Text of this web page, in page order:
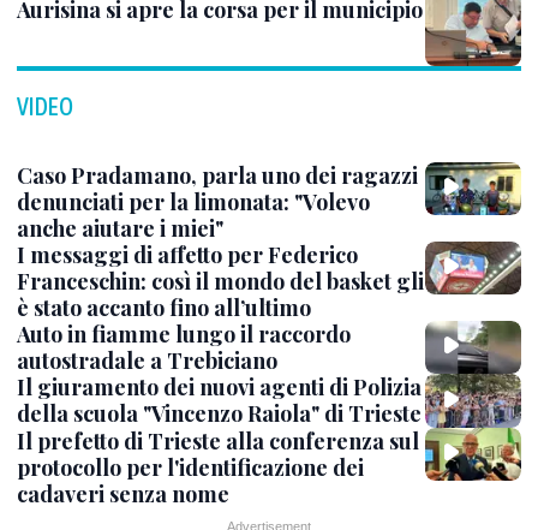
Aurisina si apre la corsa per il municipio
VIDEO
Caso Pradamano, parla uno dei ragazzi
denunciati per la limonata: "Volevo
anche aiutare i miei"
I messaggi di affetto per Federico
Franceschin: così il mondo del basket gli
è stato accanto fino all’ultimo
Auto in fiamme lungo il raccordo
autostradale a Trebiciano
Il giuramento dei nuovi agenti di Polizia
della scuola "Vincenzo Raiola" di Trieste
Il prefetto di Trieste alla conferenza sul
protocollo per l'identificazione dei
cadaveri senza nome